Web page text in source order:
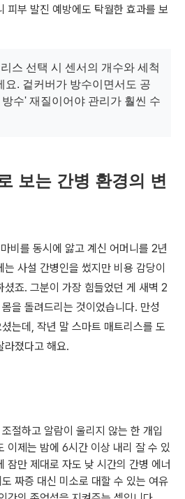
피부 발진 예방에도 탁월한 효과를 보
스 선택 시 센서의 개수와 세척
요. 겉커버가 방수이면서도 공
수' 재질이어야 관리가 훨씬 수
보는 간병 환경의 변
비를 동시에 앓고 계신 어머니를 2년
사설 간병인을 썼지만 비용 감당이
셨죠. 그분이 가장 힘들었던 게 새벽 2
을 돌려드리는 것이었습니다. 만성
는데, 작년 말 스마트 매트리스를 도
라졌다고 해요.
절하고 알람이 울리지 않는 한 개입
이제는 밤에 6시간 이상 내리 잘 수 있
잠만 제대로 자도 낮 시간의 간병 에너
짜증 대신 미소로 대할 수 있는 여유